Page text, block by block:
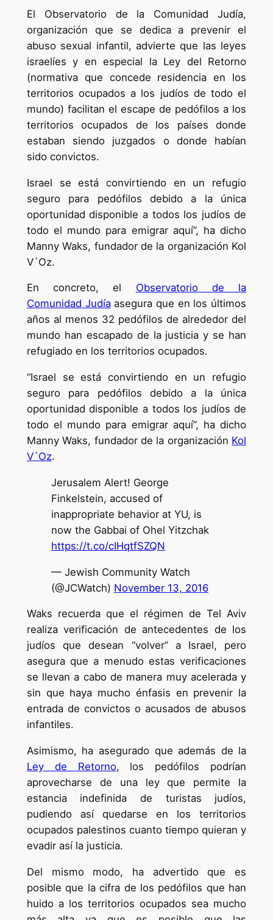
El Observatorio de la Comunidad Judía,
organización que se dedica a prevenir el
abuso sexual infantil, advierte que las leyes
israelíes y en especial la Ley del Retorno
(normativa que concede residencia en los
territorios ocupados a los judíos de todo el
mundo) facilitan el escape de pedófilos a los
territorios ocupados de los países donde
estaban siendo juzgados o donde habían
sido convictos.
Israel se está convirtiendo en un refugio
seguro para pedófilos debido a la única
oportunidad disponible a todos los judíos de
todo el mundo para emigrar aquí”, ha dicho
Manny Waks, fundador de la organización Kol
V´Oz.
En concreto, el Observatorio de la
Comunidad Judíaasegura que en los últimos
años al menos 32 pedófilos de alrededor del
mundo han escapado de la justicia y se han
refugiado en los territorios ocupados.
“Israel se está convirtiendo en un refugio
seguro para pedófilos debido a la única
oportunidad disponible a todos los judíos de
todo el mundo para emigrar aquí”, ha dicho
Manny Waks, fundador de la organización Kol
V´Oz.
Jerusalem Alert! George
Finkelstein, accused of
inappropriate behavior at YU, is
now the Gabbai of Ohel Yitzchak
https://t.co/cIHqtfSZQN
— Jewish Community Watch
(@JCWatch) November 13, 2016
Waks recuerda que el régimen de Tel Aviv
realiza verificación de antecedentes de los
judíos que desean “volver” a Israel, pero
asegura que a menudo estas verificaciones
se llevan a cabo de manera muy acelerada y
sin que haya mucho énfasis en prevenir la
entrada de convictos o acusados de abusos
infantiles.
Asimismo, ha asegurado que además de la
Ley de Retorno, los pedófilos podrían
aprovecharse de una ley que permite la
estancia indefinida de turistas judíos,
pudiendo así quedarse en los territorios
ocupados palestinos cuanto tiempo quieran y
evadir así la justicia.
Del mismo modo, ha advertido que es
posible que la cifra de los pedófilos que han
huido a los territorios ocupados sea mucho